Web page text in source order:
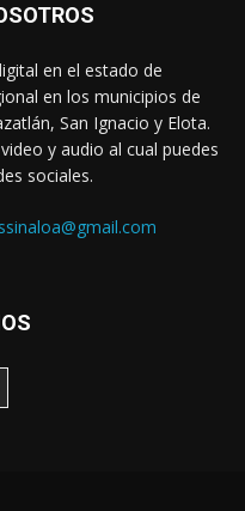
en el estado de
en los municipios de
San Ignacio y Elota.
y audio al cual puedes
sociales.